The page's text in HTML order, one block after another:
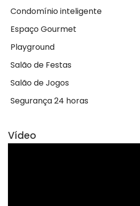
Condomínio inteligente
Espaço Gourmet
Playground
Salão de Festas
Salão de Jogos
Segurança 24 horas
Vídeo